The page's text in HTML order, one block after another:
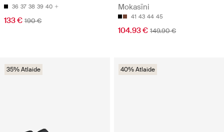
36 37 38 39 40
133 € 190 €
Mokasīni
41 43 44 45
104.93 € 149.90 €
35% Atlaide 40% Atlaide